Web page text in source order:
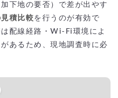
下地の要否）で差が出やす
積比較 を行うのが有効で
配線経路・Wi-Fi環境によ
あるため、現地調査時に必